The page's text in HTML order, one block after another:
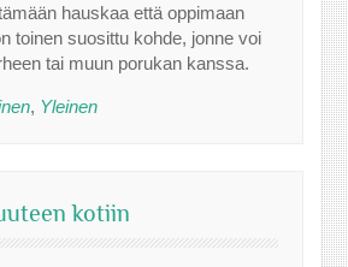
hauskaa että oppimaan
toinen suosittu kohde, jonne voi
tai muun porukan kanssa.
, Yleinen
kotiin